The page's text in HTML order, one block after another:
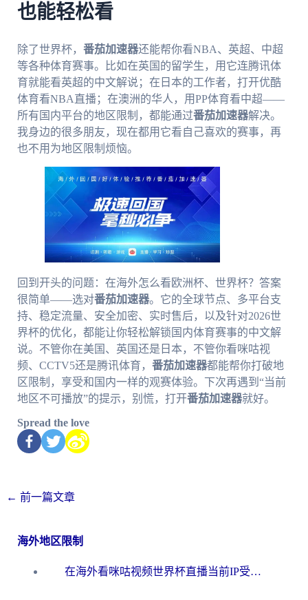
也能轻松看
除了世界杯， 番茄加速器还能帮你看NBA、英超、中超
等各种体育赛事。比如在英国的留学生，用它连腾讯体
育就能看英超的中文解说；在日本的工作者，打开优酷
体育看NBA直播；在澳洲的华人，用PP体育看中超——
所有国内平台的地区限制，都能通过番茄加速器解决。
我身边的很多朋友，现在都用它看自己喜欢的赛事，再
也不用为地区限制烦恼。
回到开头的问题：在海外怎么看欧洲杯、世界杯？答案
很简单——选对番茄加速器。它的全球节点、多平台支
持、稳定流量、安全加密、实时售后，以及针对2026世
界杯的优化，都能让你轻松解锁国内体育赛事的中文解
说。不管你在美国、英国还是日本，不管你看咪咕视
频、CCTV5还是腾讯体育， 番茄加速器都能帮你打破地
区限制，享受和国内一样的观赛体验。下次再遇到“当前
地区不可播放”的提示，别慌，打开番茄加速器就好。
Spread the love
← 前一篇文章
海外地区限制
在海外看咪咕视频世界杯直播当前IP受限制？这篇指南帮你搞定所有体育赛事观看难题